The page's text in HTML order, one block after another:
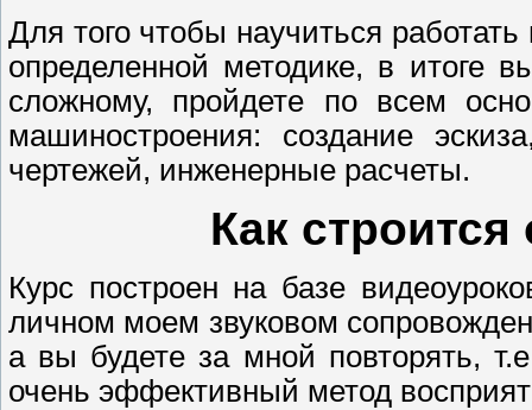
Для того чтобы научиться
определенной методике, в итоге
сложному, пройдете по всем
машиностроения: создание
чертежей, инженерные расчеты.
Как
Курс построен на базе
личном моем звуковом
а вы будете за мной повторять,
очень эффективный метод